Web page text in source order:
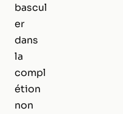
bascul
er
dans
la
compl
étion
non